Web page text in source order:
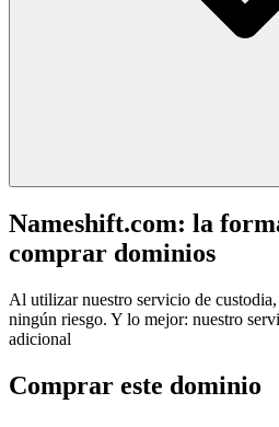
Nameshift.com: la
comprar dominios
Al utilizar nuestro servicio de
ningún riesgo. Y lo mejor: nuestro
adicional
Comprar este dominio